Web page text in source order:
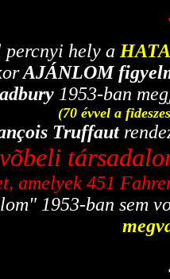
percnyi hely a
AJÁNLOM
1953-ban
(70 évvel a
Truffaut
amelyek 451
1953-ban sem